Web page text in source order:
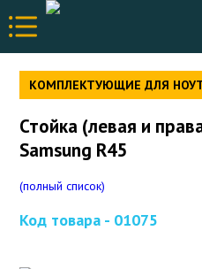
КОМПЛЕКТУЮЩИЕ ДЛЯ
Стойка (левая и
Samsung R45
(полный список)
Код товара - 01075